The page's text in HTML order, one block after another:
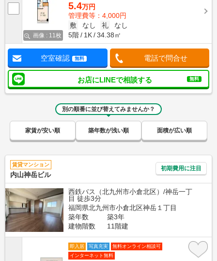
画像 : 11枚
5.4万円
管理費等：4,000円
敷
なし 礼
なし
5階
1K 34.38㎡
空室確認 無料 電話で問合せ
お店にLINEで相談する 無料
別の順番に並び替えてみませんか？
家賃が安い順 築年数が浅い順 面積が広い順
賃貸マンション
内山神岳ビル
初期費用に注目
西鉄バス（北九州市小倉北区）/神岳一丁
目 徒歩3分
福岡県北九州市小倉北区神岳１丁目
築年数
築3年
建物階数
11階建
即入居 写真充実
無料オンライン相談可
インターネット無料